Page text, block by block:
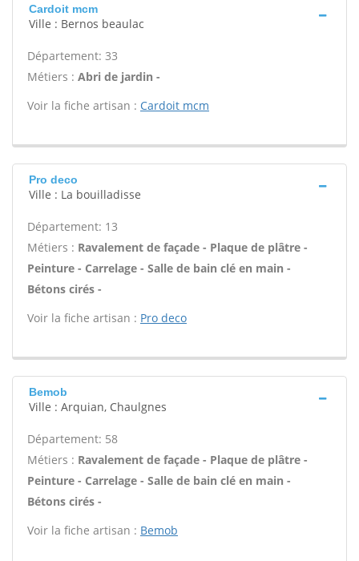
Cardoit mcm
Ville : Bernos beaulac
Département: 33
Métiers : Abri de jardin -
Voir la fiche artisan : Cardoit mcm
Pro deco
Ville : La bouilladisse
Département: 13
Métiers : Ravalement de façade - Plaque de plâtre -
Peinture - Carrelage - Salle de bain clé en main -
Bétons cirés -
Voir la fiche artisan : Pro deco
Bemob
Ville : Arquian, Chaulgnes
Département: 58
Métiers : Ravalement de façade - Plaque de plâtre -
Peinture - Carrelage - Salle de bain clé en main -
Bétons cirés -
Voir la fiche artisan : Bemob